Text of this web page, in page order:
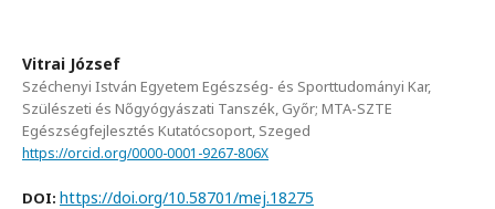
Vitrai József
Széchenyi István Egyetem Egészség- és Sporttudományi Kar,
Szülészeti és Nőgyógyászati Tanszék, Győr; MTA-SZTE
Egészségfejlesztés Kutatócsoport, Szeged
https://orcid.org/0000-0001-9267-806X
DOI: https://doi.org/10.58701/mej.18275